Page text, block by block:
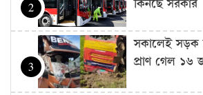
2
কিনছে সরকার
3
সকালেই সড়ক
প্রাণ গেল ১৬